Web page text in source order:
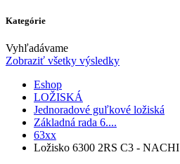
Kategórie
Vyhľadávame
Zobraziť všetky výsledky
Eshop
LOŽISKÁ
Jednoradové guľkové ložiská
Základná rada 6....
63xx
Ložisko 6300 2RS C3 - NACHI